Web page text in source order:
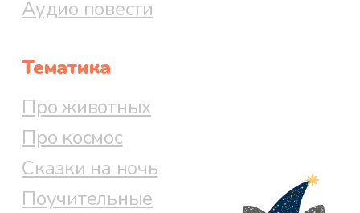
Аудио повести
Тематика
Про животных
Про космос
Сказки на ночь
Поучительные